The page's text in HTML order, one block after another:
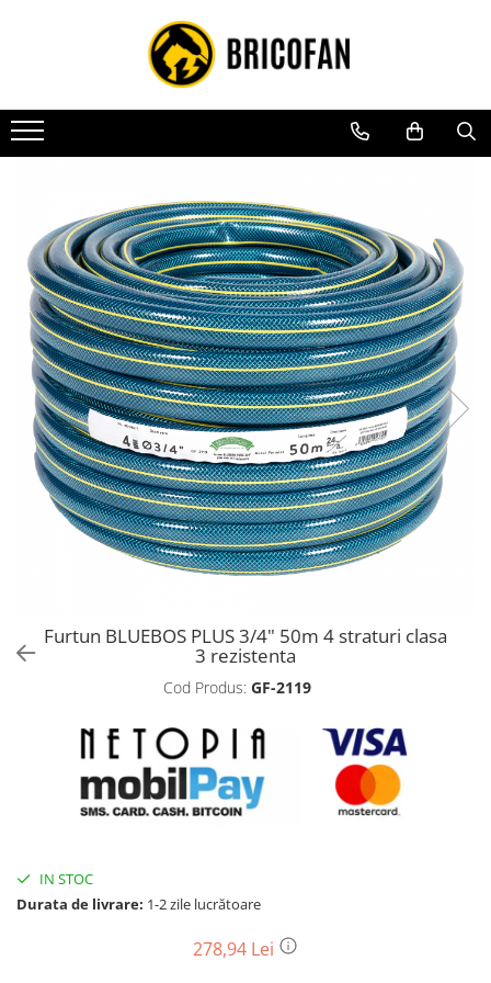
Toate Produsele
Vehicule electrice
Atv
Fără permis
Masini electrice
Motocross
Piese de schimb vehicule electrice
Scutere electrice
Scutere pe benzina
Tricicluri cargo fara permis
Tricicluri persoane
Trotinete electrice
Biciclete, trotinete, triciclete
Biciclete electrice
Motoburghie si accesorii
Accesorii motoburghie
Drujbe, fierastraie electrice
Drujbe pe benzina
Drujbe cu acumulator
Drujbe electrice
Unelte electrice busteni
Furtun BLUEBOS PLUS 3/4" 50m 4 straturi clasa
3 rezistenta
Cod Produs: GF-2119
IN STOC
Durata de livrare: 1-2 zile lucrătoare
278,94 Lei